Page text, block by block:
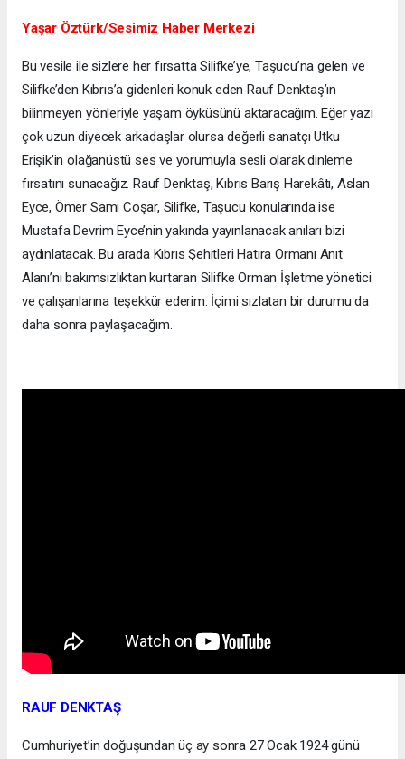
Yaşar Öztürk/Sesimiz Haber Merkezi
Bu vesile ile sizlere her fırsatta Silifke’ye, Taşucu’na gelen ve
Silifke’den Kıbrıs’a gidenleri konuk eden Rauf Denktaş’ın
bilinmeyen yönleriyle yaşam öyküsünü aktaracağım. Eğer yazı
çok uzun diyecek arkadaşlar olursa değerli sanatçı Utku
Erişik’in olağanüstü ses ve yorumuyla sesli olarak dinleme
fırsatını sunacağız. Rauf Denktaş, Kıbrıs Barış Harekâtı, Aslan
Eyce, Ömer Sami Coşar, Silifke, Taşucu konularında ise
Mustafa Devrim Eyce’nin yakında yayınlanacak anıları bizi
aydınlatacak. Bu arada Kıbrıs Şehitleri Hatıra Ormanı Anıt
Alanı’nı bakımsızlıktan kurtaran Silifke Orman İşletme yönetici
ve çalışanlarına teşekkür ederim. İçimi sızlatan bir durumu da
daha sonra paylaşacağım.
RAUF DENKTAŞ
Cumhuriyet’in doğuşundan üç ay sonra 27 Ocak 1924 günü